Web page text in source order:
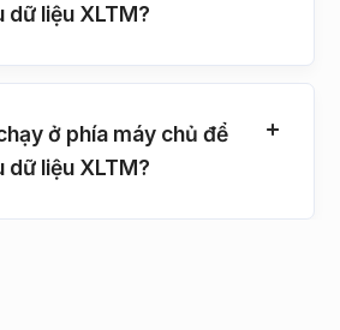
dữ liệu XLTM?
ở phía máy chủ để
dữ liệu XLTM?